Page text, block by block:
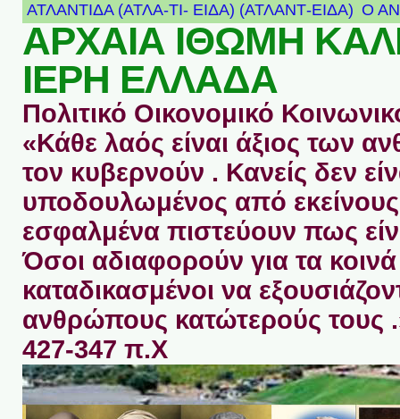
ΑΤΛΑΝΤΊΔΑ (ΑΤΛΑ-ΤΙ- ΕΙΔΑ) (ΑΤΛΑΝΤ-ΕΙΔΑ) Ο
ΑΡΧΑΙΑ ΙΘΩΜΗ
ΙΕΡΗ ΕΛΛΑΔΑ
Πολιτικό Οικονομικό
«Κάθε λαός είναι άξιος των
τον κυβερνούν . Κανείς δεν
υποδουλωμένος από
εσφαλμένα πιστεύουν πως
Όσοι αδιαφορούν για τα κοινά
καταδικασμένοι να
ανθρώπους κατώτερούς τους
427-347 π.Χ